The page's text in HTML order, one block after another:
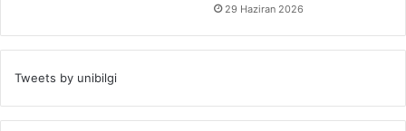
29 Haziran 2026
Tweets by unibilgi